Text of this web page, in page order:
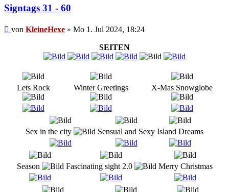
Signtags 31 - 60
Beitrag
von KleineHexe » Mo 1. Jul 2024, 18:24
SEITEN
Lets Rock Winter Greetings X-Mas Snowglobe
Sex in the city Sensual and Sexy Island Dreams
Season Fascinating sight 2.0 Merry Christmas